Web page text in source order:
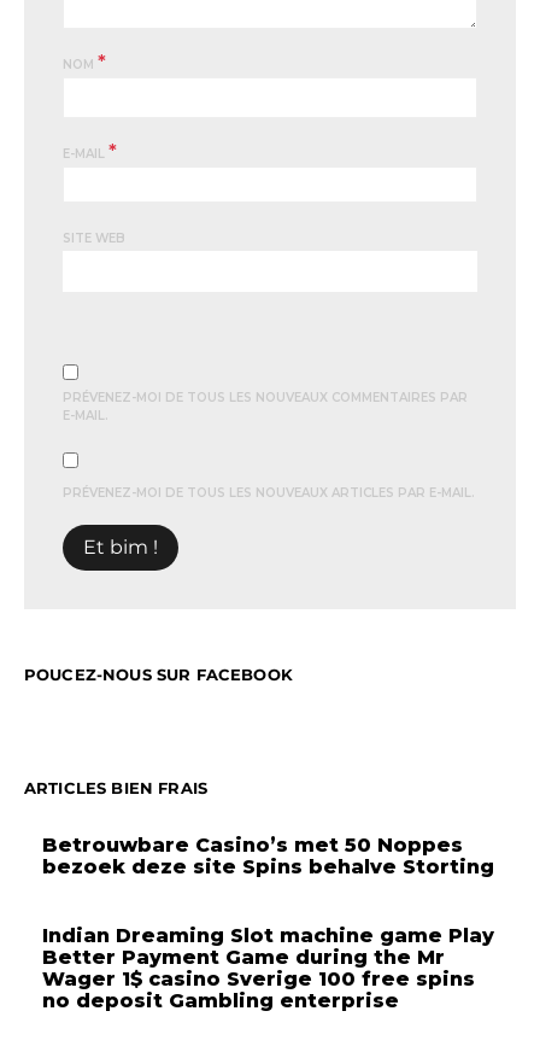
NOM *
E-MAIL *
SITE WEB
PRÉVENEZ-MOI DE TOUS LES NOUVEAUX COMMENTAIRES PAR
E-MAIL.
PRÉVENEZ-MOI DE TOUS LES NOUVEAUX ARTICLES PAR E-MAIL.
POUCEZ-NOUS SUR FACEBOOK
ARTICLES BIEN FRAIS
Betrouwbare Casino’s met 50 Noppes
bezoek deze site Spins behalve Storting
Indian Dreaming Slot machine game Play
Better Payment Game during the Mr
Wager 1$ casino Sverige 100 free spins
no deposit Gambling enterprise